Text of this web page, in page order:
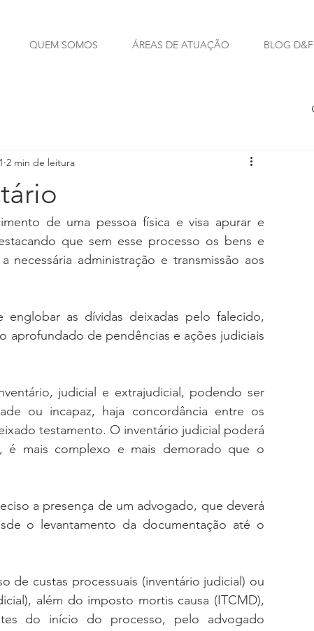
QUEM SOMOS ÁREAS DE ATUAÇÃO BLOG D&F
2 min de leitura
de uma pessoa física e visa apurar e
que sem esse processo os bens e
administração e transmissão aos
as dívidas deixadas pelo falecido,
aprofundado de pendências e ações judiciais
judicial e extrajudicial, podendo ser
ou incapaz, haja concordância entre os
testamento. O inventário judicial poderá
é mais complexo e mais demorado que o
a presença de um advogado, que deverá
o levantamento da documentação até o
de custas processuais (inventário judicial) ou
além do imposto mortis causa (ITCMD),
do início do processo, pelo advogado